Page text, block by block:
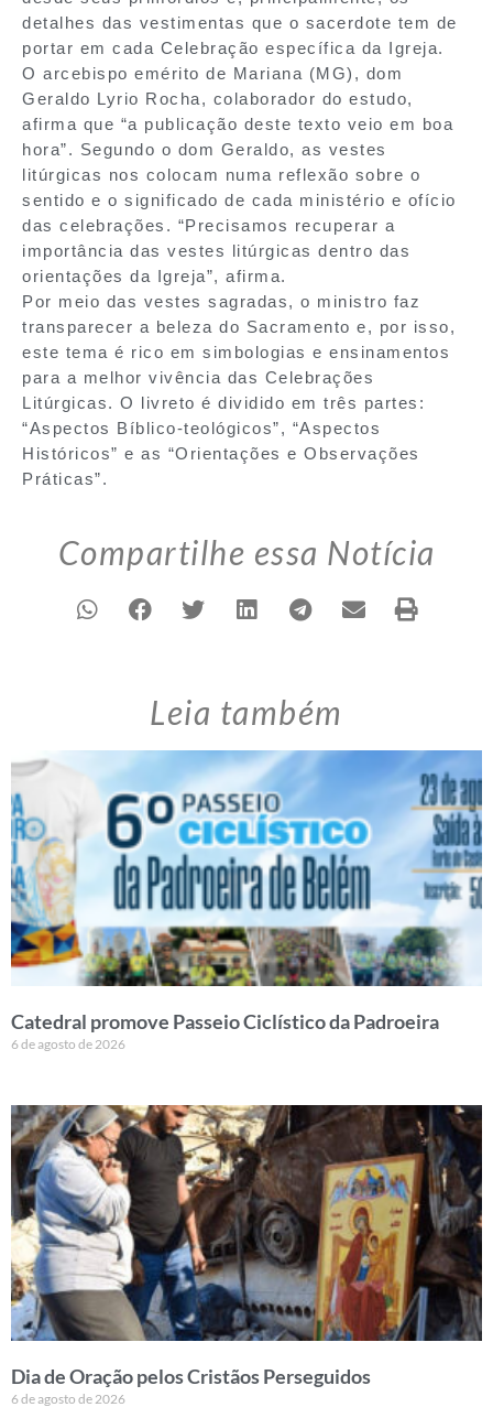
detalhes das vestimentas que o sacerdote tem de
portar em cada Celebração específica da Igreja.
O arcebispo emérito de Mariana (MG), dom
Geraldo Lyrio Rocha, colaborador do estudo,
afirma que “a publicação deste texto veio em boa
hora”. Segundo o dom Geraldo, as vestes
litúrgicas nos colocam numa reflexão sobre o
sentido e o significado de cada ministério e ofício
das celebrações. “Precisamos recuperar a
importância das vestes litúrgicas dentro das
orientações da Igreja”, afirma.
Por meio das vestes sagradas, o ministro faz
transparecer a beleza do Sacramento e, por isso,
este tema é rico em simbologias e ensinamentos
para a melhor vivência das Celebrações
Litúrgicas. O livreto é dividido em três partes:
“Aspectos Bíblico-teológicos”, “Aspectos
Históricos” e as “Orientações e Observações
Práticas”.
Compartilhe essa Notícia
Leia também
Catedral promove Passeio Ciclístico da Padroeira
6 de agosto de 2026
Dia de Oração pelos Cristãos Perseguidos
6 de agosto de 2026